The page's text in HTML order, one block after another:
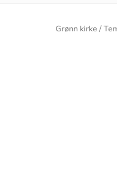
Grønn kirke